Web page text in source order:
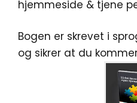
hjemmeside & tjene
Bogen er skrevet i
og sikrer at du